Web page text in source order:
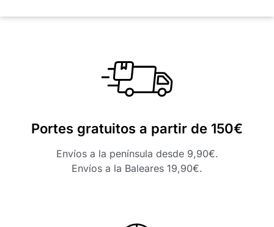
Portes gratuitos a partir de 150€
Envíos a la península desde 9,90€.
Envíos a la Baleares 19,90€.